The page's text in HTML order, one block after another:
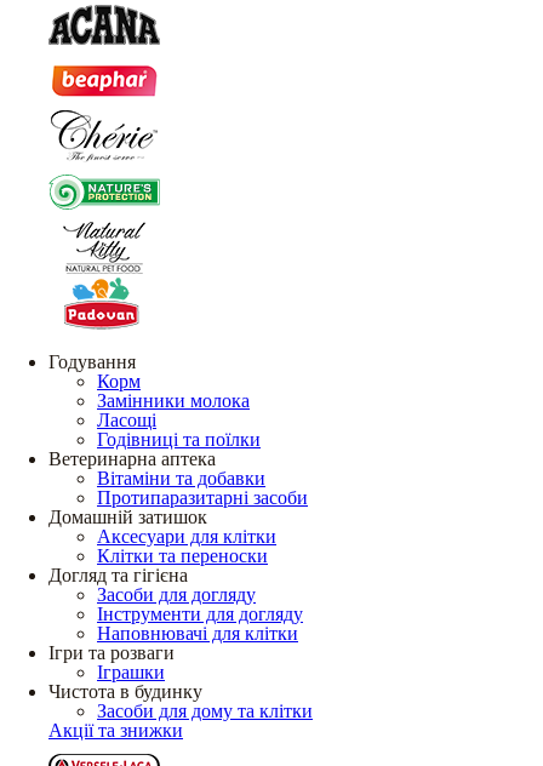
Годування
Корм
Замінники молока
Ласощі
Годівниці та поїлки
Ветеринарна аптека
Вітаміни та добавки
Протипаразитарні засоби
Домашній затишок
Аксесуари для клітки
Клітки та переноски
Догляд та гігієна
Засоби для догляду
Інструменти для догляду
Наповнювачі для клітки
Ігри та розваги
Іграшки
Чистота в будинку
Засоби для дому та клітки
Акції та знижки